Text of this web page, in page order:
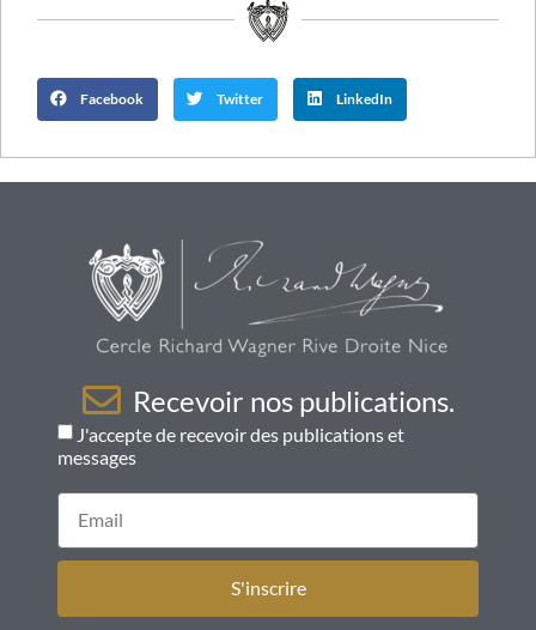
Facebook Twitter LinkedIn
Recevoir nos publications.
J'accepte de recevoir des publications et
messages
S'inscrire